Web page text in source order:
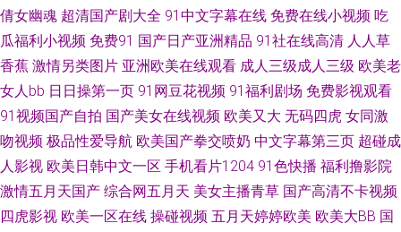
洲插影院 含羞草婷婷 欧美日处女屄影院 五月婷婷大香蕉 91秒拍网 超碰人人
公开 精品成人电影 欧美色色欧美 天天肏屄 97超碰在线视 福利导航91 久久
超碰AV 日韩人成精品 伊人大香蕉123 99热这里精品 国产96在线 久久色网
日本伦理乱片 亚洲97网 av三级操 国产在线A秀秀 欧美欧美 无码av网址 91社
区免费在线 成人色网AV 九一视频在看 青青草欧美在线 午夜璐璐影院 91色天
倩女幽魂 超清国产剧大全 91中文字幕在线 免费在线小视频 吃
瓜福利小视频 免费91 国产日产亚洲精品 91社在线高清 人人草
香蕉 激情另类图片 亚洲欧美在线观看 成人三级成人三级 欧美老
女人bb 日日操第一页 91网豆花视频 91福利剧场 免费影视观看
91视频国产自拍 国产美女在线视频 欧美又大 无码四虎 女同激
吻视频 极品性爱导航 欧美国产拳交喷奶 中文字幕第三页 超碰成
人影视 欧美日韩中文一区 手机看片1204 91色快播 福利撸影院
激情五月天国产 综合网五月天 美女主播青草 国产高清不卡视频
四虎影视 欧美一区在线 操碰视频 五月天婷婷欧美 欧美大BB 国